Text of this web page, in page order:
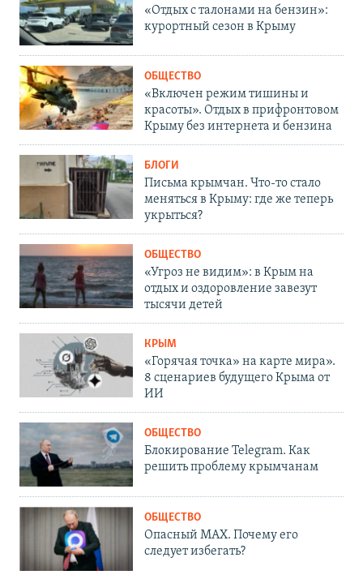
«Отдых с талонами на бензин»:
курортный сезон в Крыму
ОБЩЕСТВО
«Включен режим тишины и
красоты». Отдых в прифронтовом
Крыму без интернета и бензина
БЛОГИ
Письма крымчан. Что-то стало
меняться в Крыму: где же теперь
укрыться?
ОБЩЕСТВО
«Угроз не видим»: в Крым на
отдых и оздоровление завезут
тысячи детей
КРЫМ
«Горячая точка» на карте мира».
8 сценариев будущего Крыма от
ИИ
ОБЩЕСТВО
Блокирование Telegram. Как
решить проблему крымчанам
ОБЩЕСТВО
Опасный MAX. Почему его
следует избегать?